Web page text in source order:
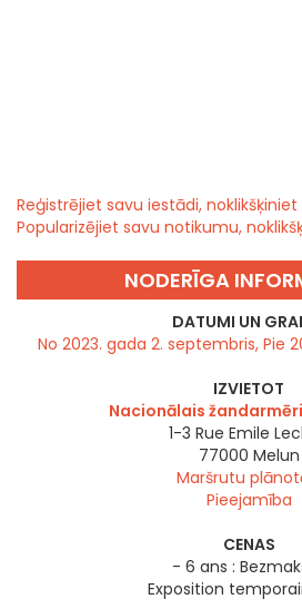
Reģistrējiet savu iestādi, noklikšķiniet
Popularizējiet savu notikumu,
NODERĪGA
DATUMI UN
No 2023. gada 2. septembris, Pie
IZVIETOT
Nacionālais
1-3 Rue Emile
77000 Melun
Maršrutu
Pieejamība
CENAS
- 6 ans :
Exposition